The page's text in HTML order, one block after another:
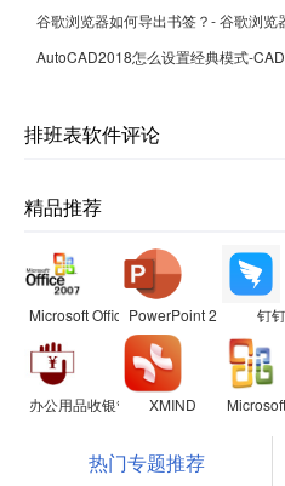
谷歌浏览器如何导出书签？- 谷歌浏览
AutoCAD2018怎么设置经典模式-
排班表软件评论
精品推荐
Microsoft Office 2007兼容包
PowerPoint 2007 钉钉
办公用品收银管理软件XMIND
热门专题推荐